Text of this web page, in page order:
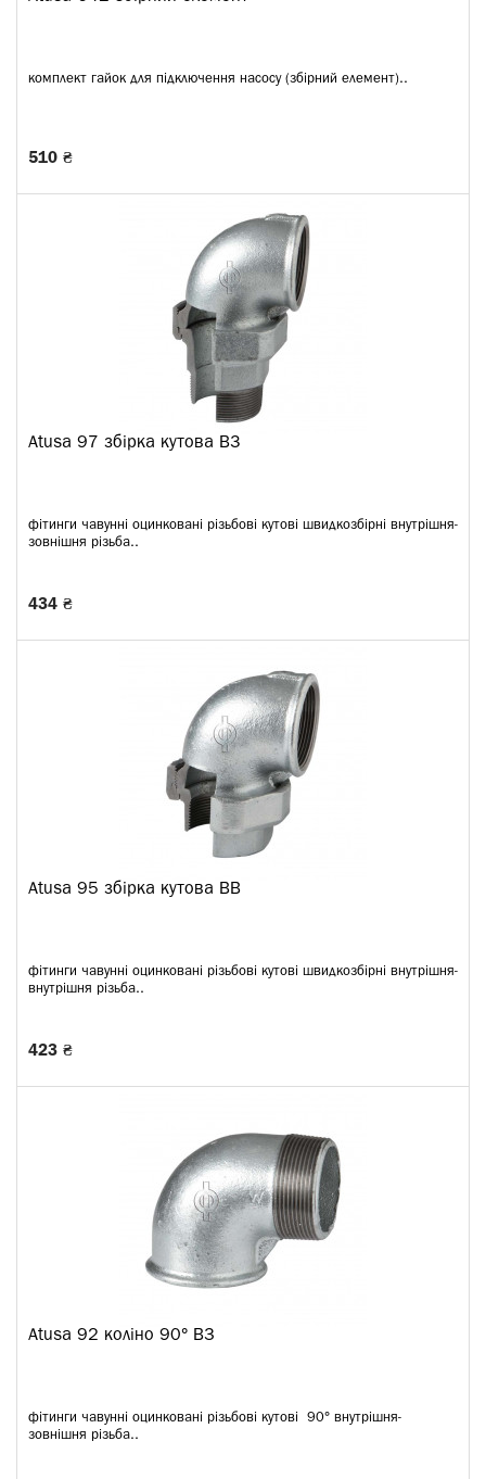
комплект гайок для підключення насосу (збірний елемент)..
510 ₴
Atusa 97 збірка кутова ВЗ
фітинги чавунні оцинковані різьбові кутові швидкозбірні внутрішня-
зовнішня різьба..
434 ₴
Atusa 95 збірка кутова ВВ
фітинги чавунні оцинковані різьбові кутові швидкозбірні внутрішня-
внутрішня різьба..
423 ₴
Atusa 92 коліно 90° В3
фітинги чавунні оцинковані різьбові кутові 90° внутрішня-
зовнішня різьба..